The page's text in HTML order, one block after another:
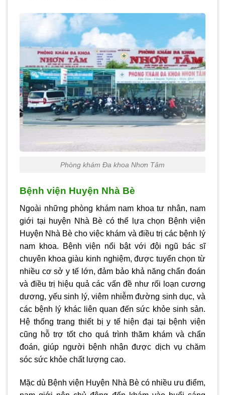
Phòng khám Đa khoa Nhơn Tâm
Bệnh viện Huyện Nhà Bè
Ngoài những phòng khám nam khoa tư nhân, nam
giới tại huyện Nhà Bè có thể lựa chọn Bệnh viện
Huyện Nhà Bè cho việc khám và điều trị các bệnh lý
nam khoa. Bệnh viện nổi bật với đội ngũ bác sĩ
chuyên khoa giàu kinh nghiệm, được tuyển chọn từ
nhiều cơ sở y tế lớn, đảm bảo khả năng chẩn đoán
và điều trị hiệu quả các vấn đề như rối loạn cương
dương, yếu sinh lý, viêm nhiễm đường sinh dục, và
các bệnh lý khác liên quan đến sức khỏe sinh sản.
Hệ thống trang thiết bị y tế hiện đại tại bệnh viện
cũng hỗ trợ tốt cho quá trình thăm khám và chẩn
đoán, giúp người bệnh nhận được dịch vụ chăm
sóc sức khỏe chất lượng cao.
Mặc dù Bệnh viện Huyện Nhà Bè có nhiều ưu điểm,